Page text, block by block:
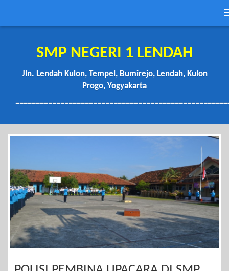
SMP NEGERI 1 LENDAH
Jln. Lendah Kulon, Tempel, Bumirejo, Lendah, Kulon
Progo, Yogyakarta